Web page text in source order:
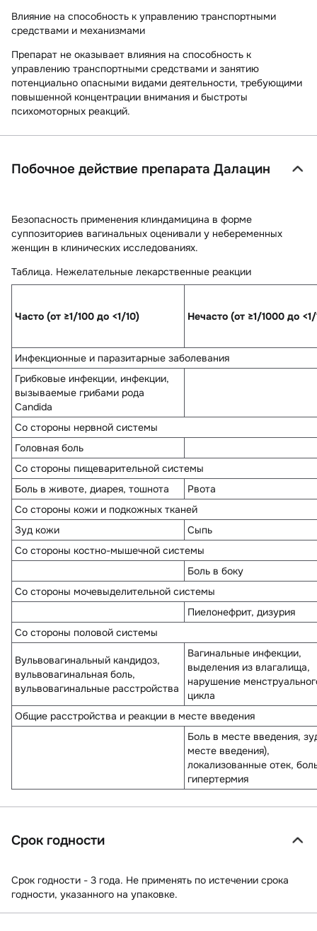
Влияние на способность к управлению транспортными
средствами и механизмами
Препарат не оказывает влияния на способность к
управлению транспортными средствами и занятию
потенциально опасными видами деятельности, требующими
повышенной концентрации внимания и быстроты
психомоторных реакций.
Побочное действие препарата Далацин
Безопасность применения клиндамицина в форме
суппозиториев вагинальных оценивали у небеременных
женщин в клинических исследованиях.
Таблица. Нежелательные лекарственные реакции
Часто (от ≥1/100 до <1/10) Нечасто (от ≥1/1000 до
Инфекционные и паразитарные заболевания
Грибковые инфекции, инфекции,
вызываемые грибами рода
Candida
Со стороны нервной системы
Головная боль
Со стороны пищеварительной системы
Боль в животе, диарея, тошнота
Рвота
Со стороны кожи и подкожных тканей
Зуд кожи
Сыпь
Со стороны костно-мышечной системы
Боль в боку
Со стороны мочевыделительной системы
Пиелонефрит, дизурия
Со стороны половой системы
Вульвовагинальный кандидоз,
вульвовагинальная боль,
вульвовагинальные расстройства
Вагинальные инфекции,
выделения из влагалища,
нарушение
цикла
Общие расстройства и реакции в месте введения
Боль в месте введения,
месте введения),
локализованные отек,
гипертермия
Срок годности
Срок годности - 3 года. Не применять по истечении срока
годности, указанного на упаковке.